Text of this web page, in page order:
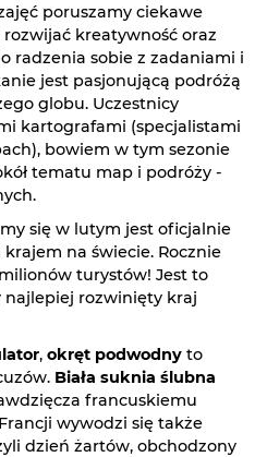
poruszamy ciekawe
kreatywność oraz
radzenia sobie z zadaniami i
jest pasjonującą podróżą
globu. Uczestnicy
kartografami (specjalistami
bowiem w tym sezonie
tematu map i podróży -
się w lutym jest oficjalnie
na świecie. Rocznie
turystów! Jest to
najlepiej rozwinięty kraj
, okręt podwodny to
Biała suknia ślubna
francuskiemu
wywodzi się także
dzień żartów, obchodzony